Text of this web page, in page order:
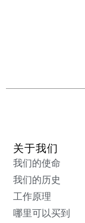
关于我们
我们的使命
我们的历史
工作原理
哪里可以买到